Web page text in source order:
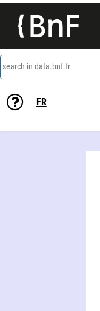
search in data.bnf.fr
FR